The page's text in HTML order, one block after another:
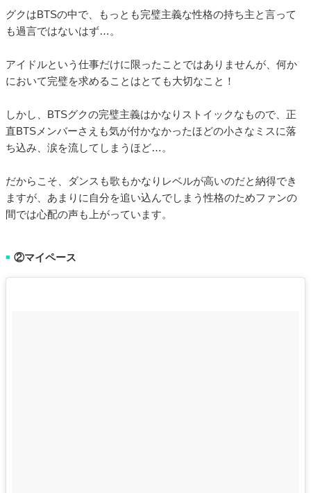
グクはBTSの中で、もっとも完璧主義な性格の持ち主と言って
も過言ではないはず…。
アイドルという仕事だけに限ったことではありませんが、何か
において完璧を求めることはとても大切なこと！
しかし、BTSグクの完璧主義はかなりストイックなもので、正
直BTSメンバーさえも気が付かなかったほどの小さなミスに落
ち込み、涙を流してしまうほど…。
だからこそ、ダンスも歌もかなりレベルが高いのだと納得でき
ますが、あまりに自分を追い込んでしまう性格のためファンの
間では心配の声も上がっています。
■ ②マイペース